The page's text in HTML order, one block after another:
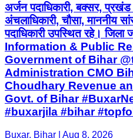
अर्जन पदाधिकारी, बक्सर, प्रखंड
अंचलाधिकारी, चौसा, माननीय
पदाधिकारी उपस्थित रहे। जिला
Information & Public
Government of Bihar
Administration CMO
Choudhary Revenue
Govt. of Bihar
#buxarjila #bihar
Buxar, Bihar | Aug 8, 2026